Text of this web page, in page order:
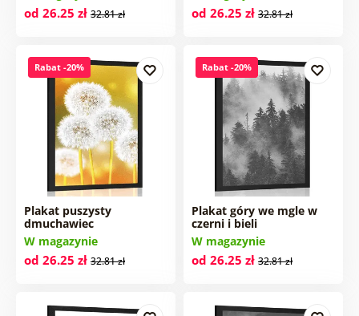
od 26.25 zł 32.81 zł od 26.25 zł 32.81 zł
Rabat -20%
Plakat puszysty
dmuchawiec
W magazynie
od 26.25 zł 32.81 zł
Rabat -20%
Plakat góry we mgle w
czerni i bieli
W magazynie
od 26.25 zł 32.81 zł